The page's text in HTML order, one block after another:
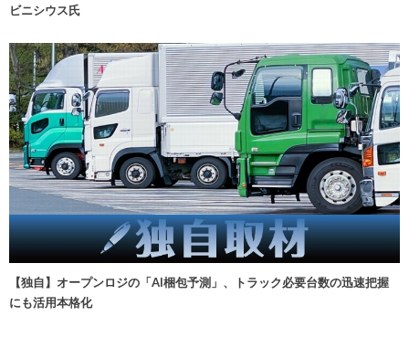
ビニシウス氏
【独自】オープンロジの「AI梱包予測」、トラック必要台数の迅速把握
にも活用本格化